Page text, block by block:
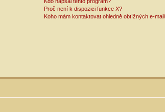
Proč není k dispozici funkce X?
Koho mám kontaktovat ohledně obtížných e-